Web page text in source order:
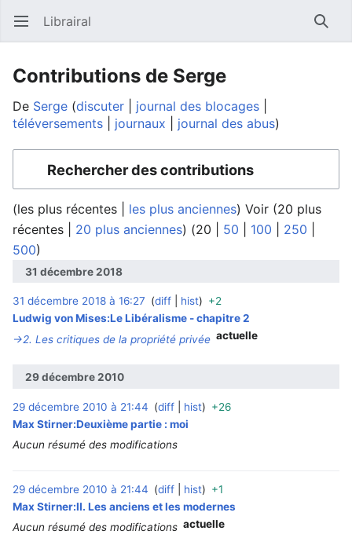
Ouvrir le menu principal Librairal
Contributions de Serge
De Serge discuter
journal des blocages
téléversements
journaux journal des abus
Rechercher des contributions
(les plus récentes les plus anciennes) Voir (20 plus
récentes
20 plus anciennes) (20 50 100 250
500)
31 décembre 2018
31 décembre 2018 à 16:27 diff hist +2
Ludwig von Mises:Le Libéralisme - chapitre 2
→‎2. Les critiques de la propriété privée actuelle
29 décembre 2010
29 décembre 2010 à 21:44 diff hist +26
Max Stirner:Deuxième partie : moi
Aucun résumé des modifications
29 décembre 2010 à 21:44 diff hist +1
Max Stirner:II. Les anciens et les modernes
Aucun résumé des modifications actuelle